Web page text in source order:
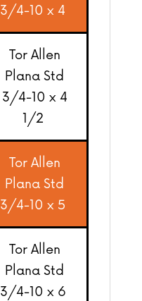
3/4-10 x 4
Tor Allen
Plana Std
3/4-10 x 4
1/2
Tor Allen
Plana Std
3/4-10 x 5
Tor Allen
Plana Std
3/4-10 x 6